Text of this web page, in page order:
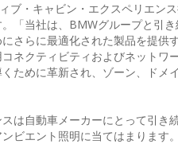
ブ・キャビン・エクスペリエン
「当社は、BMWグループと引
さらに最適化された製品を提供
ネクティビティおよびネット
ために革新され、ゾーン、ドメ
は自動車メーカーにとって引き
ビエント照明に当てはまります。